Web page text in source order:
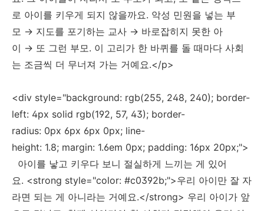
로 아이를 키우게 되지 않을까요. 악성 민원을 넣는 부
모 → 지도를 포기하는 교사 → 바로잡히지 못한 아
이 → 또 그런 부모. 이 고리가 한 바퀴를 돌 때마다 사회
는 조금씩 더 무너져 가는 거예요.</p>
<div style="background: rgb(255, 248, 240); border-
left: 4px solid rgb(192, 57, 43); border-
radius: 0px 6px 6px 0px; line-
height: 1.8; margin: 1.6em 0px; padding: 16px 20px;">
아이를 낳고 키우다 보니 절실하게 느끼는 게 있어
요. <strong style="color: #c0392b;">우리 아이만 잘 자
라면 되는 게 아니라는 거예요.</strong> 우리 아이가 앞